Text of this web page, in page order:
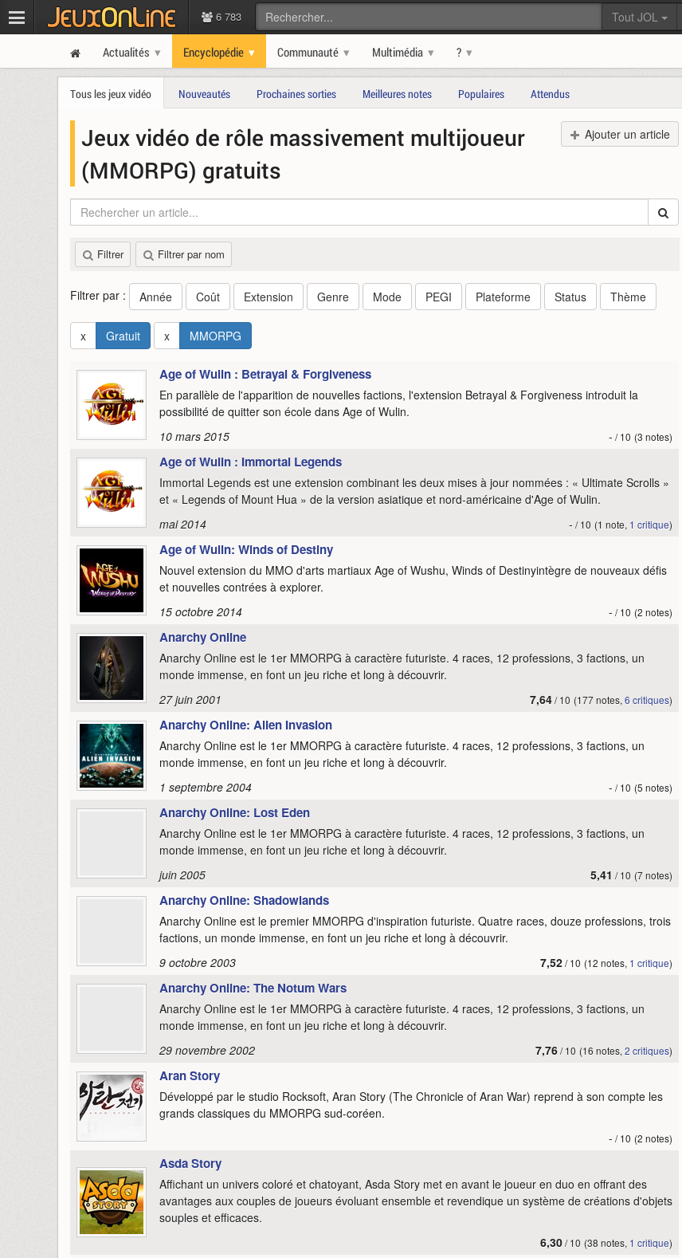
6 783 Tout JOL
Actualités Encyclopédie Communauté Multimédia ?
Tous les jeux vidéo Nouveautés Prochaines sorties Meilleures notes Populaires Attendus
Ajouter un article
Jeux vidéo de rôle massivement multijoueur
(MMORPG) gratuits
Filtrer Filtrer par nom
Filtrer par : Année Coût Extension Genre Mode PEGI Plateforme Status Thème
x Gratuit x MMORPG
Age of Wulin : Betrayal & Forgiveness
En parallèle de l'apparition de nouvelles factions, l'extension Betrayal & Forgiveness introduit la
possibilité de quitter son école dans Age of Wulin.
10 mars 2015
- / 10 (3 notes)
Age of Wulin : Immortal Legends
Immortal Legends est une extension combinant les deux mises à jour nommées : « Ultimate Scrolls »
et « Legends of Mount Hua » de la version asiatique et nord-américaine d'Age of Wulin.
mai 2014
- / 10 (1 note, 1 critique)
Age of Wulin: Winds of Destiny
Nouvel extension du MMO d'arts martiaux Age of Wushu, Winds of Destinyintègre de nouveaux défis
et nouvelles contrées à explorer.
15 octobre 2014
- / 10 (2 notes)
Anarchy Online
Anarchy Online est le 1er MMORPG à caractère futuriste. 4 races, 12 professions, 3 factions, un
monde immense, en font un jeu riche et long à découvrir.
27 juin 2001
7,64/ 10 (177 notes, 6 critiques)
Anarchy Online: Alien Invasion
Anarchy Online est le 1er MMORPG à caractère futuriste. 4 races, 12 professions, 3 factions, un
monde immense, en font un jeu riche et long à découvrir.
1 septembre 2004
- / 10 (5 notes)
Anarchy Online: Lost Eden
Anarchy Online est le 1er MMORPG à caractère futuriste. 4 races, 12 professions, 3 factions, un
monde immense, en font un jeu riche et long à découvrir.
juin 2005
5,41 / 10 (7 notes)
Anarchy Online: Shadowlands
Anarchy Online est le premier MMORPG d'inspiration futuriste. Quatre races, douze professions, trois
factions, un monde immense, en font un jeu riche et long à découvrir.
9 octobre 2003
7,52/ 10 (12 notes, 1 critique)
Anarchy Online: The Notum Wars
Anarchy Online est le 1er MMORPG à caractère futuriste. 4 races, 12 professions, 3 factions, un
monde immense, en font un jeu riche et long à découvrir.
29 novembre 2002
7,76/ 10 (16 notes, 2 critiques)
Aran Story
Développé par le studio Rocksoft, Aran Story (The Chronicle of Aran War) reprend à son compte les
grands classiques du MMORPG sud-coréen.
- / 10 (2 notes)
Asda Story
Affichant un univers coloré et chatoyant, Asda Story met en avant le joueur en duo en offrant des
avantages aux couples de joueurs évoluant ensemble et revendique un système de créations d'objets
souples et efficaces.
6,30/ 10 (38 notes, 1 critique)